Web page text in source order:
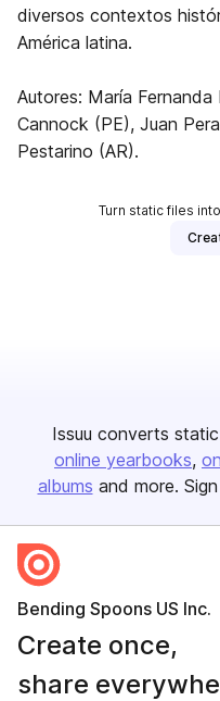
diversos contextos
América latina.
Autores: María
Cannock (PE), Juan
Pestarino (AR).
Turn static files
Issuu converts
online yearbooks
albums and more.
Bending Spoons US Inc.
Create once,
share